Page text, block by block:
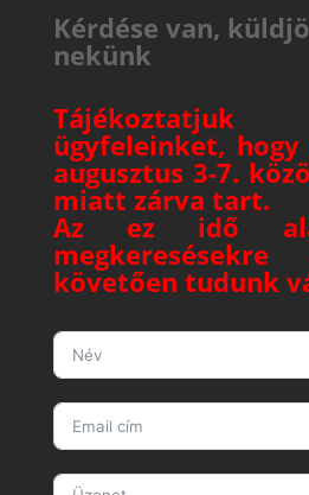
Kérdése van,
nekünk
ügyfeleinket, hogy
augusztus 3-7.
miatt zárva tart.
Az ez idő
követően tudunk